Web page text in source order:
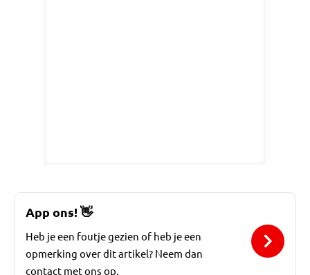
App ons! 👋
Heb je een foutje gezien of heb je een
opmerking over dit artikel? Neem dan
contact met ons op.